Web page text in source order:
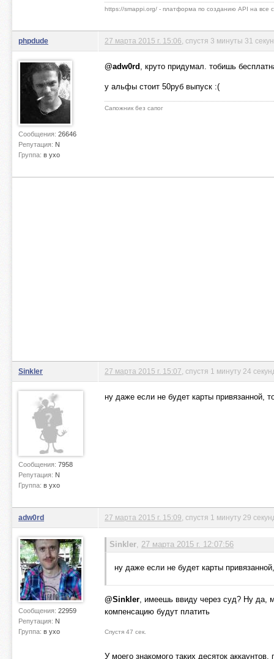
https://smappi.org/ - платформа по созданию API на все
phpdude
Сообщения: 26646
Репутация: N
Группа: в ухо
27 марта 2015 г. 15:06 , спустя 3 минуты 31
@adw0rd , круто придумал. тобишь
у альфы стоит 50руб выпуск :(
Сапожник без сапог
Sinkler
Сообщения: 7958
Репутация: N
Группа: в ухо
27 марта 2015 г. 15:07 , спустя 1 минуту 24
ну даже если не будет карты привязанной,
adw0rd
Сообщения: 22959
Репутация: N
Группа: в ухо
27 марта 2015 г. 15:09 , спустя 1 минуту 29
Sinkler, 27 марта 2015 г. 12:07:56
ну даже если не будет карты
@Sinkler, имеешь ввиду через суд? Ну да,
компенсацию будут платить
Спустя 47 сек.
У моего знакомого таких десяток